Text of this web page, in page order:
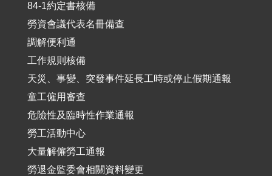
84-1約定書核備
勞資會議代表名冊備查
調解便利通
工作規則核備
天災、事變、突發事件延長工時或停止假期通報
童工僱用審查
危險性及臨時性作業通報
勞工活動中心
大量解僱勞工通報
勞退金監委會相關資料變更